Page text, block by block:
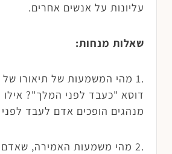
עליונות על אנשים אחרים.
שאלות מנחות:
.1 מהי המשמעות של תיאורו של
דוסא "כעבד לפני המלך"? אילו
מנהגים הופכים אדם לעבד
.2 מהי משמעות האמירה,